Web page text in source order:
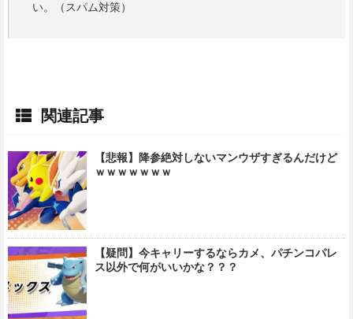
い。（スパム対策）
関連記事
【悲報】降参絶対しないマンウザすぎるんだけど
ｗｗｗｗｗｗｗ
【疑問】今キャリーするならカメ、パチンコパレ
ス以外で何がいいかな？？？